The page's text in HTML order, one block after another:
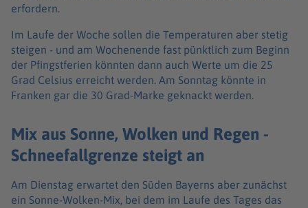
erfordern.
Im Laufe der Woche sollen die Temperaturen aber stetig
steigen - und am Wochenende fast pünktlich zum Beginn
der Pfingstferien könnten dann auch Werte um die 25
Grad Celsius erreicht werden. Am Sonntag könnte in
Franken gar die 30 Grad-Marke geknackt werden.
Mix aus Sonne, Wolken und Regen -
Schneefallgrenze steigt an
Am Dienstag erwartet den Süden Bayerns aber zunächst
ein Sonne-Wolken-Mix, bei dem im Laufe des Tages das